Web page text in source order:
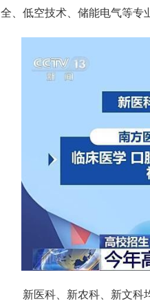
全、低空技术、储能电气等专
新医科、新农科、新文科